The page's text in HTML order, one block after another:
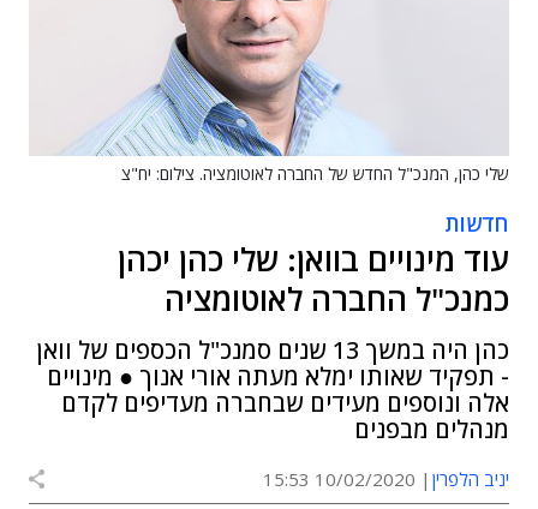
שלי כהן, המנכ"ל החדש של החברה לאוטומציה. צילום: יח"צ
חדשות
עוד מינויים בוואן: שלי כהן יכהן
כמנכ"ל החברה לאוטומציה
כהן היה במשך 13 שנים סמנכ"ל הכספים של וואן
- תפקיד שאותו ימלא מעתה אורי אנוך ● מינויים
אלה ונוספים מעידים שבחברה מעדיפים לקדם
מנהלים מבפנים
יניב הלפרין 10/02/2020 15:53